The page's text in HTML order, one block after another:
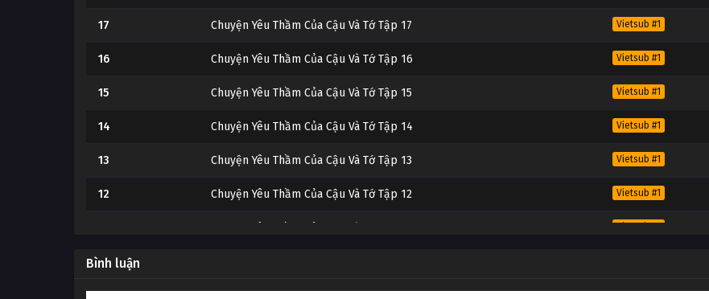
17 Chuyện Yêu Thầm Của Cậu Và Tớ Tập 17 Vietsub #1
16 Chuyện Yêu Thầm Của Cậu Và Tớ Tập 16 Vietsub #1
15 Chuyện Yêu Thầm Của Cậu Và Tớ Tập 15 Vietsub #1
14 Chuyện Yêu Thầm Của Cậu Và Tớ Tập 14 Vietsub #1
13 Chuyện Yêu Thầm Của Cậu Và Tớ Tập 13 Vietsub #1
12 Chuyện Yêu Thầm Của Cậu Và Tớ Tập 12 Vietsub #1
Vietsub #1
10
9 Chuyện Yêu Thầm Của Cậu Và Tớ Tập 9 Vietsub #1
Bình luận